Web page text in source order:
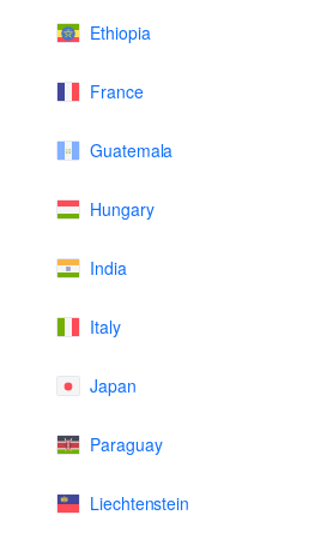
Ethiopia
France
Guatemala
Hungary
India
Italy
Japan
Paraguay
Liechtenstein